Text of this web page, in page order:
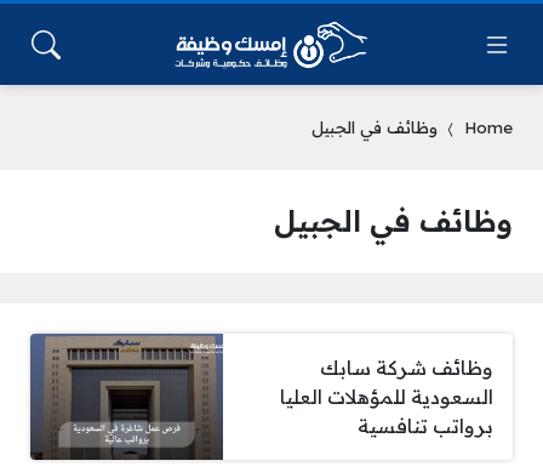
Home وظائف في الجبيل
وظائف في الجبيل
وظائف شركة سابك
السعودية للمؤهلات العليا
برواتب تنافسية